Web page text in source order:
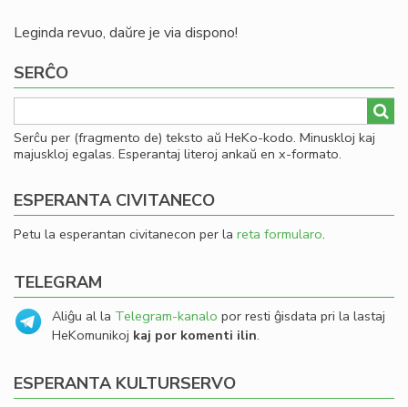
Leginda revuo, daŭre je via dispono!
SERĈO
Serĉu per (fragmento de) teksto aŭ HeKo-kodo. Minuskloj kaj
majuskloj egalas. Esperantaj literoj ankaŭ en x-formato.
ESPERANTA CIVITANECO
Petu la esperantan civitanecon per la reta formularo.
TELEGRAM
Aliĝu al la Telegram-kanalo por resti ĝisdata pri la lastaj
HeKomunikoj kaj por komenti ilin.
ESPERANTA KULTURSERVO